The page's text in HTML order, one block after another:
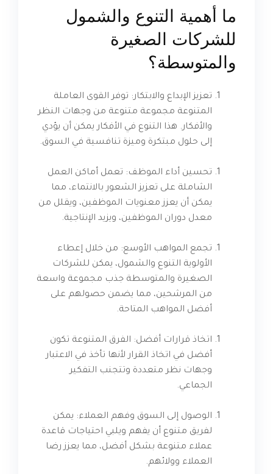
ما أهمية التنوع والشمول
للشركات الصغيرة
والمتوسطة؟
تعزيز الإبداع والابتكار: توفر القوى العاملة
المتنوعة مجموعة متنوعة من وجهات النظر
والأفكار. هذا التنوع في الأفكار يمكن أن يؤدي
إلى حلول مبتكرة وميزة تنافسية في السوق.
تحسين أداء الموظف: تعمل أماكن العمل
الشاملة على تعزيز الشعور بالانتماء، مما
يمكن أن يعزز معنويات الموظفين، ويقلل من
معدل دوران الموظفين، ويزيد الإنتاجية.
تجمع المواهب الأوسع: من خلال إعطاء
الأولوية التنوع والشمول، يمكن للشركات
الصغيرة والمتوسطة جذب مجموعة واسعة
من المرشحين، مما يضمن حصولهم على
أفضل المواهب المتاحة.
اتخاذ قرارات أفضل: الفرق المتنوعة تكون
أفضل في اتخاذ القرار لأنها تأخذ في الاعتبار
وجهات نظر متعددة وتتجنب التفكير
الجماعي.
الوصول إلى السوق وفهم العملاء: يمكن
لفريق متنوع أن يفهم ويلبي احتياجات قاعدة
عملاء متنوعة بشكل أفضل، مما يعزز رضا
العملاء وولائهم.